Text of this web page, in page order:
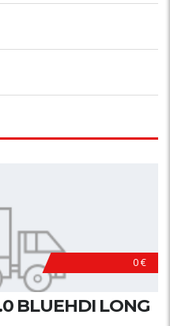
0 €
BLUEHDI LONG